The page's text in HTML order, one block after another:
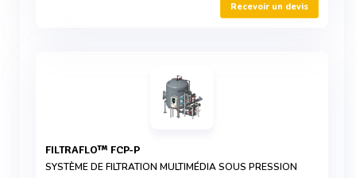
Recevoir un devis
FILTRAFLO™ FCP-P
SYSTÈME DE FILTRATION MULTIMÉDIA SOUS PRESSION